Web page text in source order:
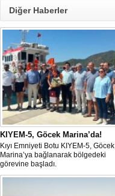
Diğer Haberler
KIYEM-5, Göcek Marina’da!
Kıyı Emniyeti Botu KIYEM-5, Göcek
Marina’ya bağlanarak bölgedeki
görevine başladı.